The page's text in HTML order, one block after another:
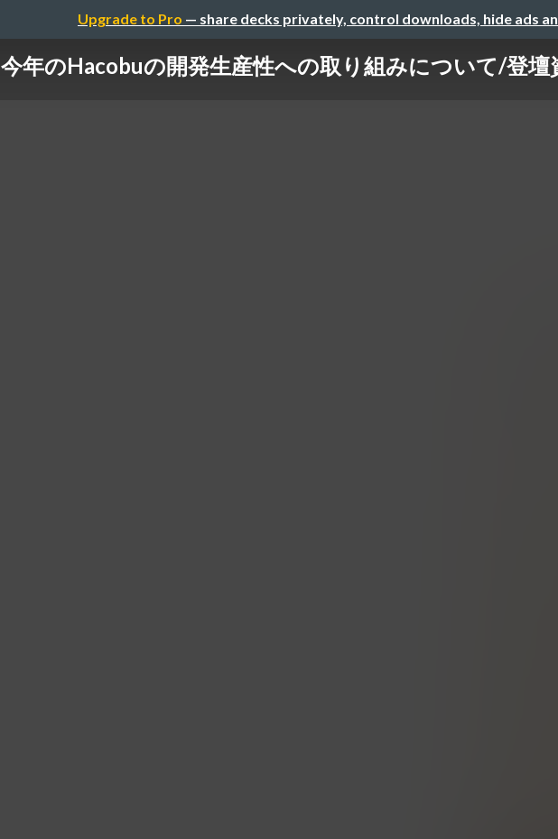
Upgrade to Pro — share decks privately, control downloads, hide ads
今年のHacobuの開発生産性への取り組みについて/登壇